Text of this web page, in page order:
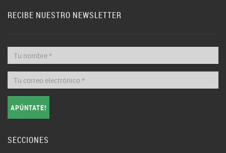
RECIBE NUESTRO NEWSLETTER
APÚNTATE!
SECCIONES